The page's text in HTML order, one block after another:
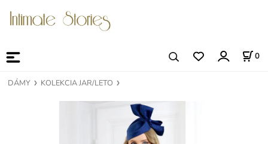
0
DÁMY KOLEKCIA JAR/LETO